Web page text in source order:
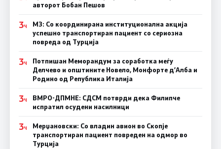
авторот Бобан Пешов
3Ч
МЗ: Со координирана институционална акција
успешно транспортиран пациент со сериозна
повреда од Турција
3Ч
Потпишан Меморандум за соработка меѓу
Делчево и општините Новело, Монфорте д’Алба и
Родино од Република Италија
3Ч
ВМРО-ДПМНЕ: СДСM потврди дека Филипче
испратил осудени насилници
3Ч
Мерџановски: Со владин авион во Скопје
транспортиран пациент повреден на одмор во
Турција